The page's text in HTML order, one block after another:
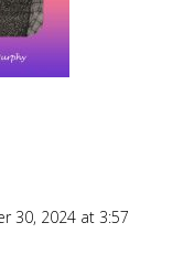
30, 2024 at 3:57